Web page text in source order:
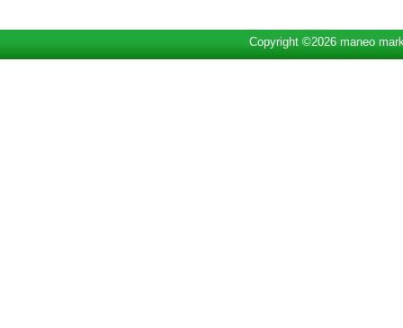
Copyright ©2026 maneo